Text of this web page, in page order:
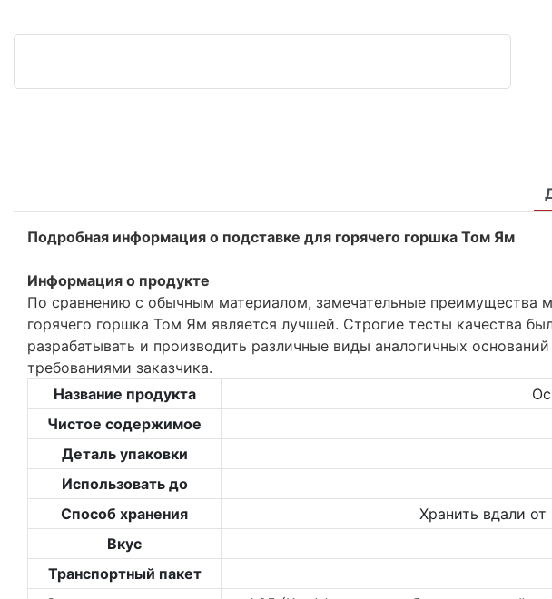
Подробная информация о подставке для горячего горшка Том Ям
Информация о продукте
По сравнению с обычным материалом, замечательные преимущества
горячего горшка Том Ям является лучшей. Строгие тесты качества
разрабатывать и производить различные виды аналогичных
требованиями заказчика.
Название продукта
Чистое содержимое
Деталь упаковки
Использовать до
Способ хранения
Хранить вдали
Вкус
Транспортный пакет